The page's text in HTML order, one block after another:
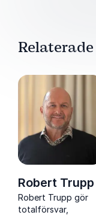
Robert Trupp
Robert Trupp gör
totalförsvar,